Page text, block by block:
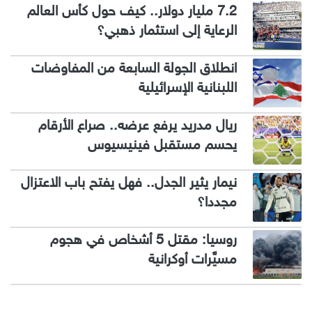
7.2 مليار دولار.. كيف حول كأس العالم
الرعاية إلى استثمار ذهبي؟
انطلاق الجولة السابعة من المفاوضات
اللبنانية الإسرائيلية
ريال مدريد يرفع عرضه.. صراع الأرقام
يحسم مستقبل فينيسيوس
نيمار يثير الجدل.. فهل يفتح باب الاعتزال
مجددا؟
روسيا: مقتل 5 أشخاص في هجوم
مسيَّرات أوكرانية